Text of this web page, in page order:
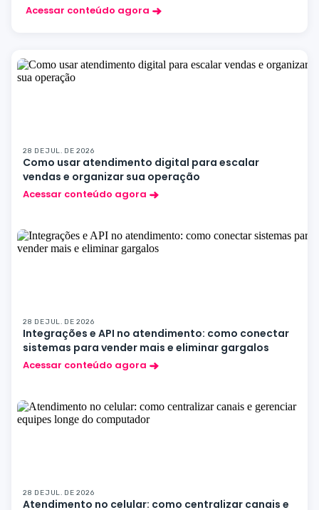
Acessar conteúdo agora
28 DE JUL. DE 2026
Como usar atendimento digital para escalar
vendas e organizar sua operação
Acessar conteúdo agora
28 DE JUL. DE 2026
Integrações e API no atendimento: como conectar
sistemas para vender mais e eliminar gargalos
Acessar conteúdo agora
28 DE JUL. DE 2026
Atendimento no celular: como centralizar canais e